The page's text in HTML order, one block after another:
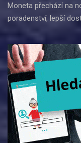
Moneta přechází na
poradenství, lepší